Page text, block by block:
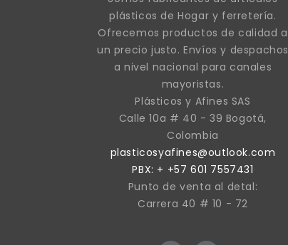
plásticos de Hogar y ferretería.
Ofrecemos productos de calidad a
un precio justo. Envíos y despachos
a nivel nacional para canales
mayoristas.
Plásticos y Afines SAS
Calle 10a # 40 - 39 Bogotá,
Colombia
plasticosyafines@outlook.com
PBX: + +57 601 7557431
Punto de venta al detal:
Carrera 40 # 10 - 72